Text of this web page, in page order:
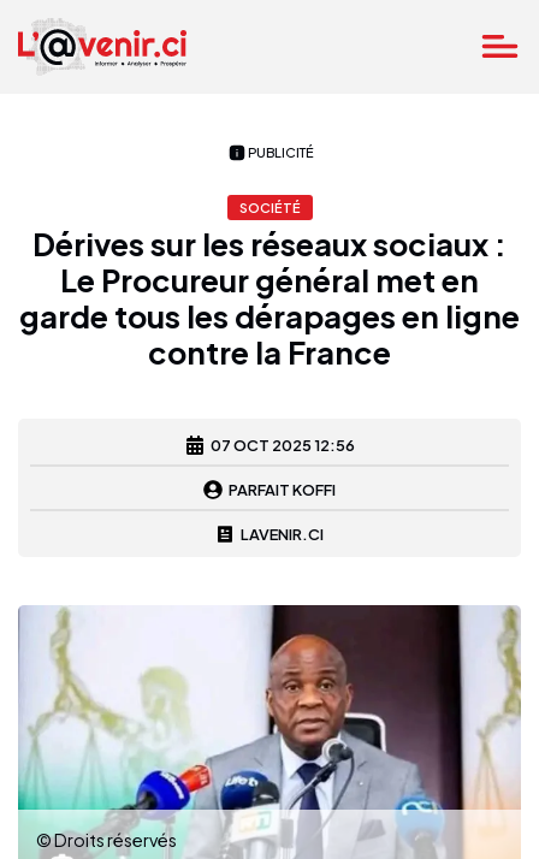
PUBLICITÉ
SOCIÉTÉ
Dérives sur les réseaux sociaux :
Le Procureur général met en
garde tous les dérapages en ligne
contre la France
07 OCT 2025 12:56
PARFAIT KOFFI
LAVENIR.CI
© Droits réservés